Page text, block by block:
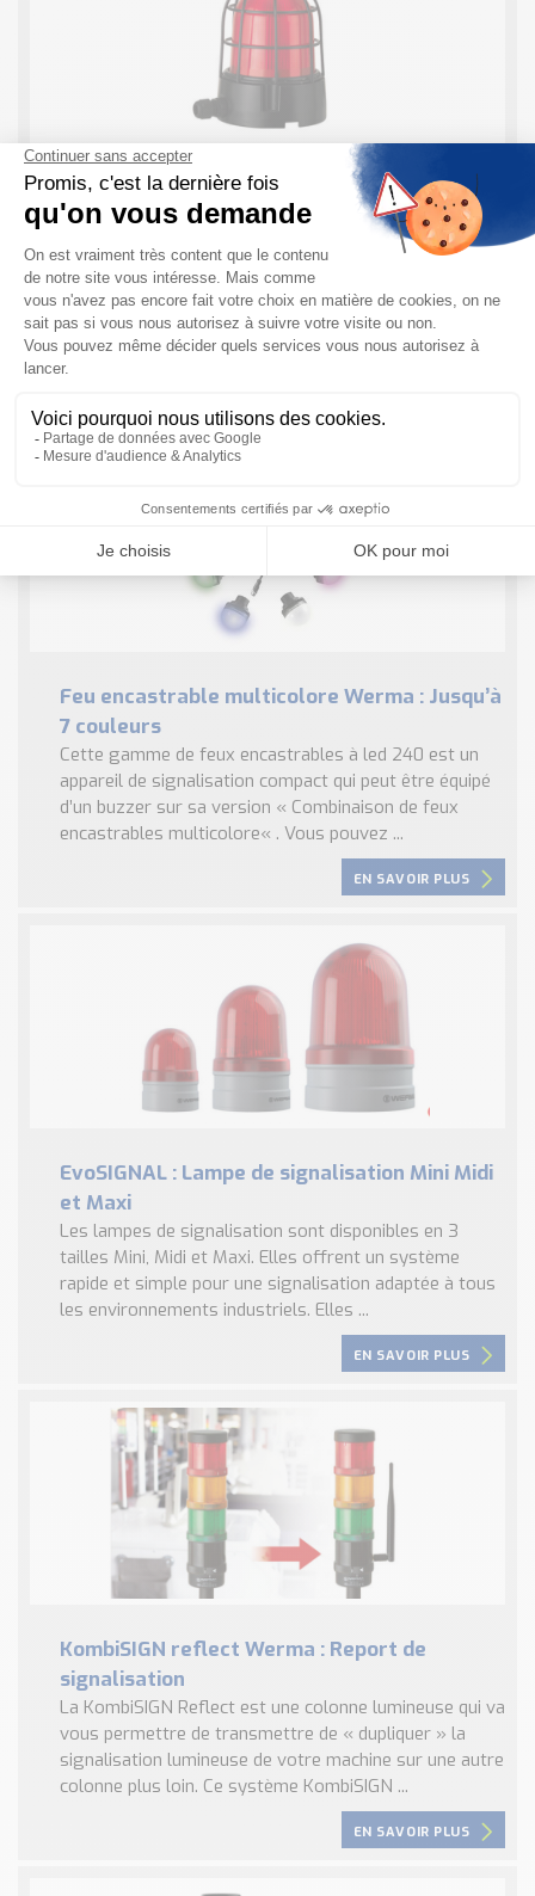
Feux pour milieux sévères Werma : Pour les
environnements marins et explosifs
Ces feux pour milieux sévères Werma sont
particulièrement adaptés à une utilisation dans les
environnements difficiles, les atmosphères marines ou
en cas d’exposition aux chocs. Principales
caractéristiques sur les feux ...
Feu encastrable multicolore Werma : Jusqu’à
7 couleurs
Cette gamme de feux encastrables à led 240 est un
appareil de signalisation compact qui peut être équipé
d’un buzzer sur sa version « Combinaison de feux
encastrables multicolore« . Vous pouvez ...
EN SAVOIR PLUS
EvoSIGNAL : Lampe de signalisation Mini Midi
et Maxi
Les lampes de signalisation sont disponibles en 3
tailles Mini, Midi et Maxi. Elles offrent un système
rapide et simple pour une signalisation adaptée à tous
les environnements industriels. Elles ...
EN SAVOIR PLUS
KombiSIGN reflect Werma : Report de
signalisation
La KombiSIGN Reflect est une colonne lumineuse qui va
vous permettre de transmettre de « dupliquer » la
signalisation lumineuse de votre machine sur une autre
colonne plus loin. Ce système KombiSIGN ...
EN SAVOIR PLUS